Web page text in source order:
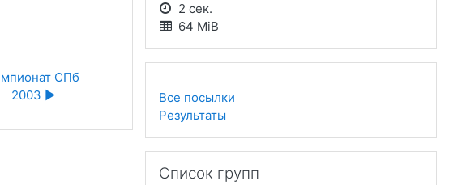
СПб
2003 ▶︎
2 сек.
64 MiB
Все посылки
Результаты
Список групп